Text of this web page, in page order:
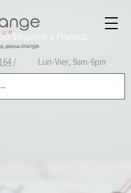
Seguros y Fianzas
/ Lun-Vier, 9am-6pm